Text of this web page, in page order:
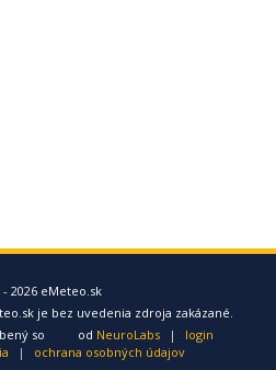
2026 eMeteo.sk
je bez uvedenia zdroja zakázané.
so od NeuroLabs |
login
| ochrana osobných údajov